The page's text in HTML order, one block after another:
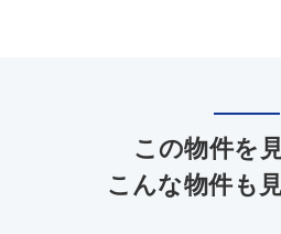
この物件を
こんな物件も